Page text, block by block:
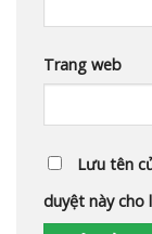
Trang web
Lưu tên
duyệt này cho